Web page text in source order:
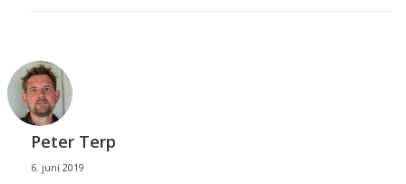
Peter Terp
6. juni 2019